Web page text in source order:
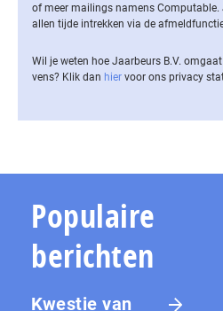
of meer mailings namens
allen tijde intrekken via de
Wil je weten hoe Jaarbeurs B.V.
vens? Klik dan hier voor ons privacy
Populaire
berichten
Kwestie van